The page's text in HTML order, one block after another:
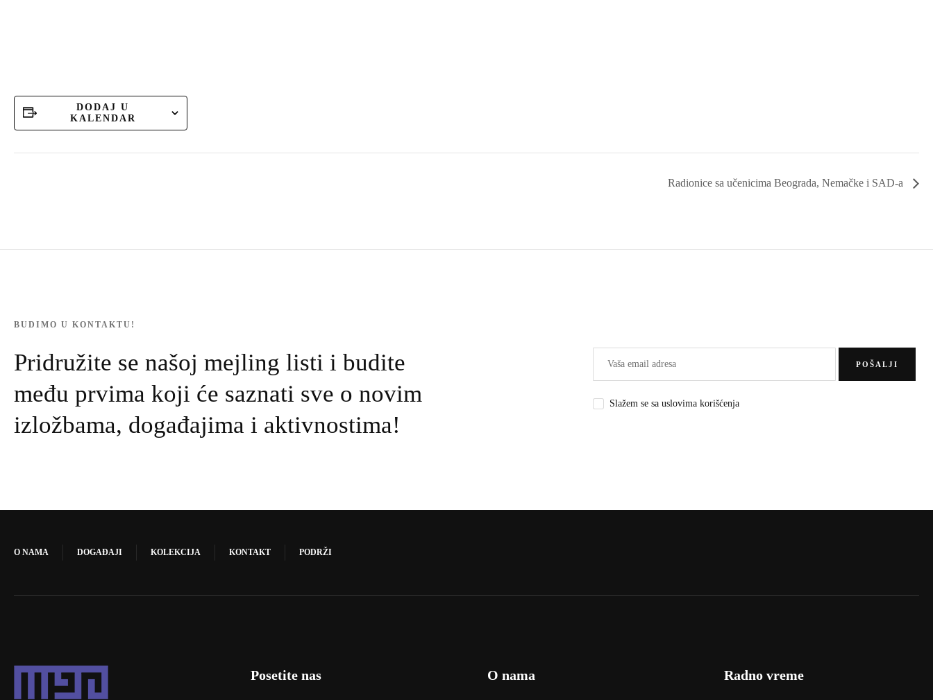
DODAJ U
KALENDAR
Radionice sa učenicima Beograda, Nemačke i SAD-a
BUDIMO U KONTAKTU!
Pridružite se našoj mejling listi i budite
među prvima koji će saznati sve o novim
izložbama, događajima i aktivnostima!
POŠALJI
Slažem se sa uslovima korišćenja
O NAMA DOGAĐAJI KOLEKCIJA KONTAKT PODRŽI
Posetite nas O nama Radno vreme